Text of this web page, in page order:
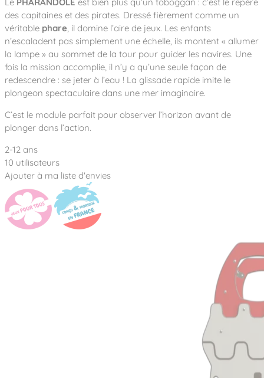
Notre équipe
Nous rejoindre
Nos univers
Parcours de santé
Stadium Arena
Street workout
Surfpark
Équipements sportifs
Mobilier urbain
Accessoires ludiques
Nos clients
Collectivités
Établissements scolaires
Architectes, Paysagistes-concepteurs
Camping et résidences de vacances
Notre expertise
Des aires intergénérationnelles de
Des aires de jeux pour tous les enfants
L’éco-conception de nos jeux
La végétalisation des cours d’école
Nos matériaux
Nos fonctions ludiques & sportives
Nos sols amortissants
Réalisations
Contact
Catalogues
des capitaines et des pirates. Dressé fièrement comme un
véritable phare, il domine l’aire de jeux. Les enfants
n’escaladent pas simplement une échelle, ils montent « allumer
la lampe » au sommet de la tour pour guider les navires. Une
fois la mission accomplie, il n’y a qu’une seule façon de
redescendre : se jeter à l’eau ! La glissade rapide imite le
plongeon spectaculaire dans une mer imaginaire.
C’est le module parfait pour observer l’horizon avant de
plonger dans l’action.
2-12 ans
10 utilisateurs
Ajouter à ma liste d'envies